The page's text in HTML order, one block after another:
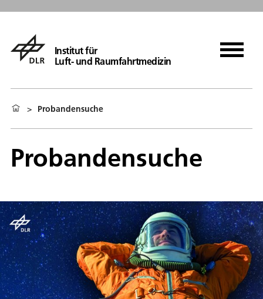
Institut für
Luft- und Raumfahrtmedizin
> Probandensuche
Probandensuche